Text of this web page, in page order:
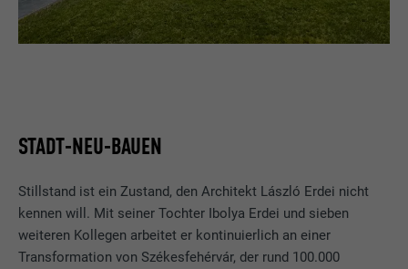
STADT-NEU-BAUEN
Stillstand ist ein Zustand, den Architekt László Erdei nicht
kennen will. Mit seiner Tochter Ibolya Erdei und sieben
weiteren Kollegen arbeitet er kontinuierlich an einer
Transformation von Székesfehérvár, der rund 100.000